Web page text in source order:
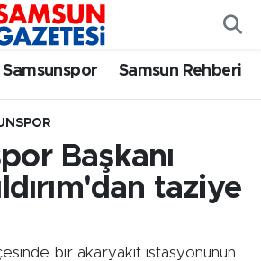
Samsunspor Samsun Rehberi
Başkanı
taziye
bir akaryakıt istasyonunun
Eczaneler
Vakitleri
Yoğunluk Haritası
Durumu ve Fikstür